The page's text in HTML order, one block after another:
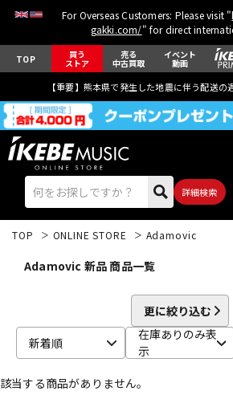
For Overseas Customers: Please visit "
gakki.com/" for direct
TOP 買う
ストア
売る
中古買取
イベント
動画
【重要】熊本県で発生した地震に伴う配送の
詳細検索
エレキギター
ベース
TOP ONLINE STORE Adamovic
Adamovic 新品 商品一覧
更に絞り込む
新着順
在庫ありのみ表
示
該当する商品がありません。